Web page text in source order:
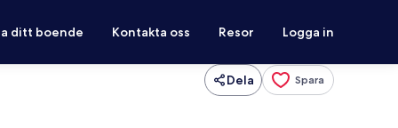
ditt boende Kontakta oss Resor Logga in
Dela Spara